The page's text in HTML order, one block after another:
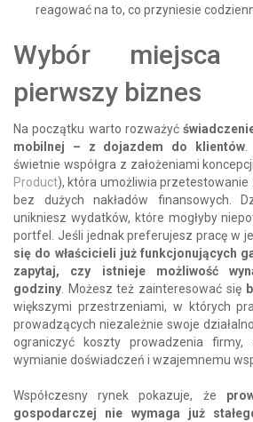
reagować na to, co przyniesie
Wybór
pierwszy biznes
Na początku warto rozważyć
mobilnej – z dojazdem do klientów.
świetnie współgra z założeniami
Product), która umożliwia
bez dużych nakładów finansowych.
unikniesz wydatków, które mogłyby
portfel. Jeśli jednak preferujesz pracę w
się do właścicieli już funkcjonujących
zapytaj, czy istnieje możliwość
godziny . Możesz też zainteresować się
większymi przestrzeniami, w których
prowadzących niezależnie swoje
ograniczyć koszty prowadzenia
wymianie doświadczeń i wzajemnemu
Współczesny rynek pokazuje, że
gospodarczej nie wymaga już